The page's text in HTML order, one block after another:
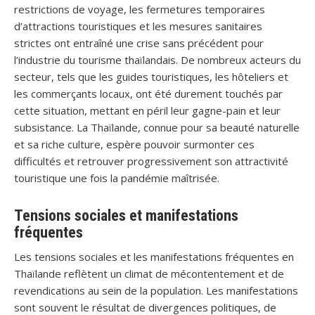
restrictions de voyage, les fermetures temporaires
d’attractions touristiques et les mesures sanitaires
strictes ont entraîné une crise sans précédent pour
l’industrie du tourisme thaïlandais. De nombreux acteurs du
secteur, tels que les guides touristiques, les hôteliers et
les commerçants locaux, ont été durement touchés par
cette situation, mettant en péril leur gagne-pain et leur
subsistance. La Thaïlande, connue pour sa beauté naturelle
et sa riche culture, espère pouvoir surmonter ces
difficultés et retrouver progressivement son attractivité
touristique une fois la pandémie maîtrisée.
Tensions sociales et manifestations
fréquentes
Les tensions sociales et les manifestations fréquentes en
Thaïlande reflètent un climat de mécontentement et de
revendications au sein de la population. Les manifestations
sont souvent le résultat de divergences politiques, de